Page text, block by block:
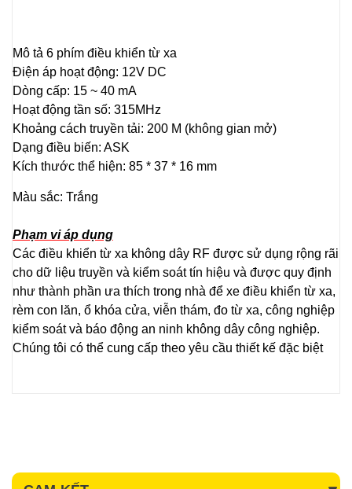
Mô tả 6 phím điều khiển từ xa
Điện áp hoạt động: 12V DC
Dòng cấp: 15 ~ 40 mA
Hoạt động tần số: 315MHz
Khoảng cách truyền tải: 200 M (không gian mở)
Dạng điều biến: ASK
Kích thước thể hiện: 85 * 37 * 16 mm
Màu sắc: Trắng
Phạm vi áp dụng
Các điều khiển từ xa không dây RF được sử dụng rộng rãi
cho dữ liệu truyền và kiểm soát tín hiệu và được quy định
như thành phần ưa thích trong nhà để xe điều khiển từ xa,
rèm con lăn, ổ khóa cửa, viễn thám, đo từ xa, công nghiệp
kiểm soát và báo động an ninh không dây công nghiệp.
Chúng tôi có thể cung cấp theo yêu cầu thiết kế đặc biệt